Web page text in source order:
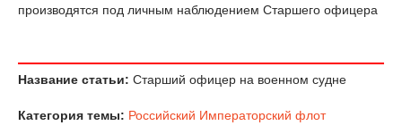
производятся под личным наблюдением Старшего офицера
Название статьи: Старший офицер на военном судне
Категория темы: Российский Императорский флот